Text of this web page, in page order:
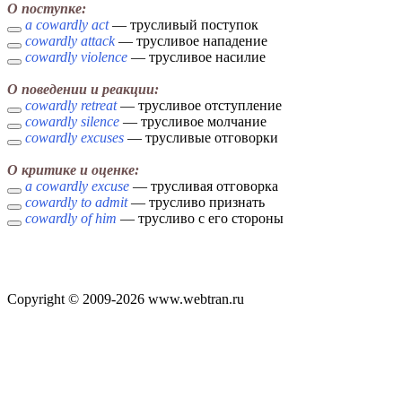
О поступке:
a cowardly act— трусливый поступок
cowardly attack— трусливое нападение
cowardly violence — трусливое насилие
О поведении и реакции:
cowardly retreat— трусливое отступление
cowardly silence — трусливое молчание
cowardly excuses — трусливые отговорки
О критике и оценке:
a cowardly excuse — трусливая отговорка
cowardly to admit— трусливо признать
cowardly of him — трусливо с его стороны
Copyright © 2009-2026 www.webtran.ru